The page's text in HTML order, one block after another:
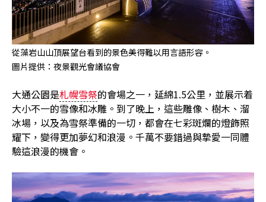
從藻岩山山頂展望台看到的景色美得難以用言語形容。
圖片提供：夜景觀光會議協會
大通公園是札幌雪祭的會場之一，延綿1.5公里，並展示着
大小不一的雪像和冰雕。到了晚上，這些雕像、樹木、溜
冰場，以及為雪祭準備的一切，都會在七彩斑爛的燈飾照
耀下，變得更加夢幻和浪漫。千萬不要錯過與摯愛一同體
驗這浪漫的機會。